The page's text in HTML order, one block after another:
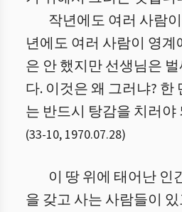
작년에도 여러 사람
년에도 여러 사람이 영계
은 안 했지만 선생님은
다. 이것은 왜 그러냐? 한
는 반드시 탕감을 치러
(33-10, 1970.07.28)
이 땅 위에 태어난 인
을 갖고 사는 사람들이